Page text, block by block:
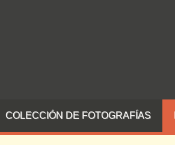
COLECCIÓN DE FOTOGRAFÍAS